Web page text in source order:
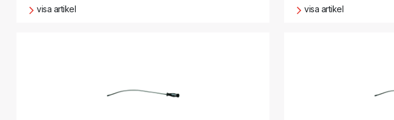
visa artikel
visa artikel